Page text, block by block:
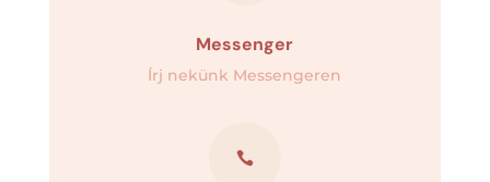
Messenger
Írj nekünk Messengeren
